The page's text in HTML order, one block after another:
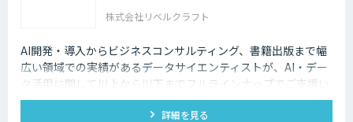
株式会社リベルクラフト
AI開発・導入からビジネスコンサルティング、書籍出版まで幅
広い領域での実績があるデータサイエンティストが、AI・デー
タ活用に関して川上から川下までフルラインナップでご支援い
たします。
詳細を見る